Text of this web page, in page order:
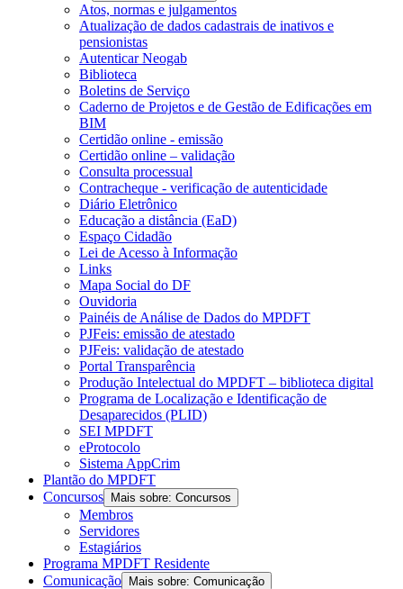
Atos, normas e julgamentos
Atualização de dados cadastrais de inativos e
pensionistas
Autenticar Neogab
Biblioteca
Boletins de Serviço
Caderno de Projetos e de Gestão de Edificações em
BIM
Certidão online - emissão
Certidão online – validação
Consulta processual
Contracheque - verificação de autenticidade
Diário Eletrônico
Educação a distância (EaD)
Espaço Cidadão
Lei de Acesso à Informação
Links
Mapa Social do DF
Ouvidoria
Painéis de Análise de Dados do MPDFT
PJFeis: emissão de atestado
PJFeis: validação de atestado
Portal Transparência
Produção Intelectual do MPDFT – biblioteca digital
Programa de Localização e Identificação de
Desaparecidos (PLID)
SEI MPDFT
eProtocolo
Sistema AppCrim
Plantão do MPDFT
Concursos
Mais sobre: Concursos
Membros
Servidores
Estagiários
Programa MPDFT Residente
Comunicação
Mais sobre: Comunicação